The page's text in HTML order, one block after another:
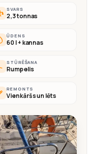
SVARS
2,3 tonnas
ŪDENS
60 l + kannas
STŪRĒŠANA
Rumpelis
REMONTS
Vienkāršs un lēts